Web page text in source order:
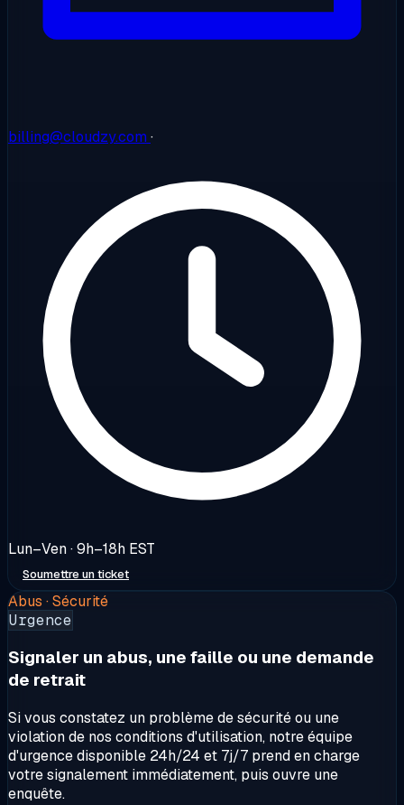
billing@cloudzy.com ·
Lun–Ven · 9h–18h EST
Soumettre un ticket
Abus · Sécurité
Urgence
Signaler un abus, une faille ou une demande
de retrait
Si vous constatez un problème de sécurité ou une
violation de nos conditions d'utilisation, notre équipe
d'urgence disponible 24h/24 et 7j/7 prend en charge
votre signalement immédiatement, puis ouvre une
enquête.